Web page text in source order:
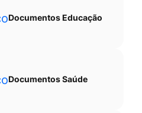
Documentos Educação
Documentos Saúde